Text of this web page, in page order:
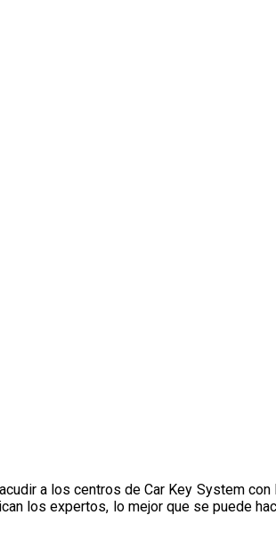
a los centros de Car Key System
los expertos, lo mejor que se puede